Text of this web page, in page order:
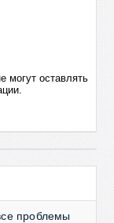
могут оставлять
проблемы